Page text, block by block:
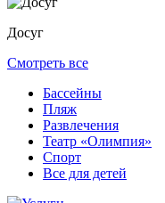
Досуг
Смотреть все
Бассейны
Пляж
Развлечения
Театр «Олимпия»
Спорт
Все для детей